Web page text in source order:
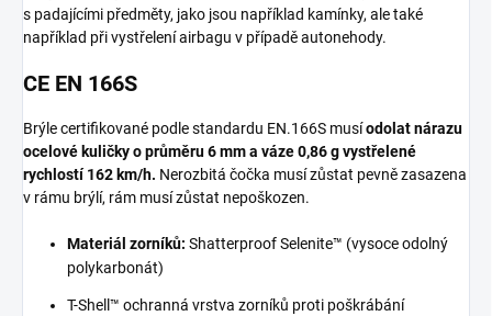
s padajícími předměty, jako jsou například kamínky, ale také
například při vystřelení airbagu v případě autonehody.
CE EN 166S
Brýle certifikované podle standardu EN.166S musíodolat nárazu
ocelové kuličky o průměru 6 mm a váze 0,86 g vystřelené
rychlostí 162 km/h. Nerozbitá čočka musí zůstat pevně zasazena
v rámu brýlí, rám musí zůstat nepoškozen.
Materiál zorníků: Shatterproof Selenite™ (vysoce odolný
polykarbonát)
T-Shell™ ochranná vrstva zorníků proti poškrábání